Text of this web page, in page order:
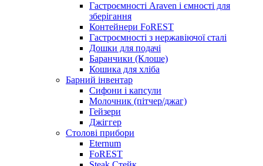
Гастроємності Araven і ємності для
зберігання
Контейнери FoREST
Гастроємності з нержавіючої сталі
Дошки для подачі
Баранчики (Клоше)
Кошика для хліба
Барний інвентар
Сифони і капсули
Молочник (пітчер/джаг)
Гейзери
Джіггер
Столові прибори
Eternum
FoREST